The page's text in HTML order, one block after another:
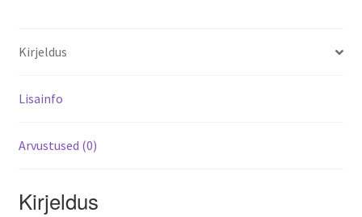
Kirjeldus
Lisainfo
Arvustused (0)
Kirjeldus